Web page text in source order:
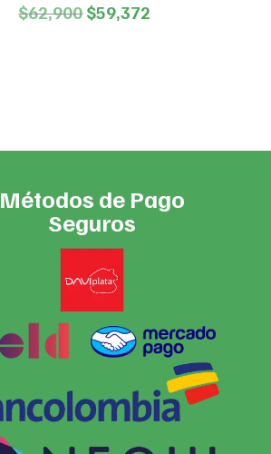
$62,900 Original
$59,372
Métodos de Pago
Seguros